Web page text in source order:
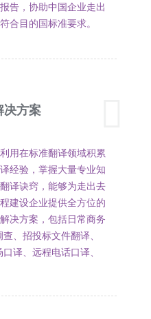
告，协助中国企业走出
合目的国标准要求。
决方案
用在标准翻译领域积累
经验，掌握大量专业知
译诀窍，能够为走出去
建设企业提供全方位的
决方案，包括日常商务
、招投标文件翻译、
译、远程电话口译、